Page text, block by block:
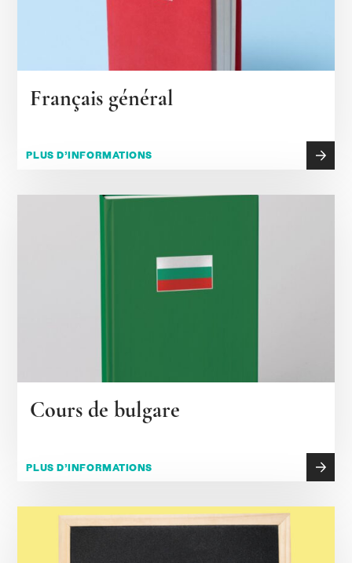
Français général
PLUS D’INFORMATIONS
Cours de bulgare
PLUS D’INFORMATIONS